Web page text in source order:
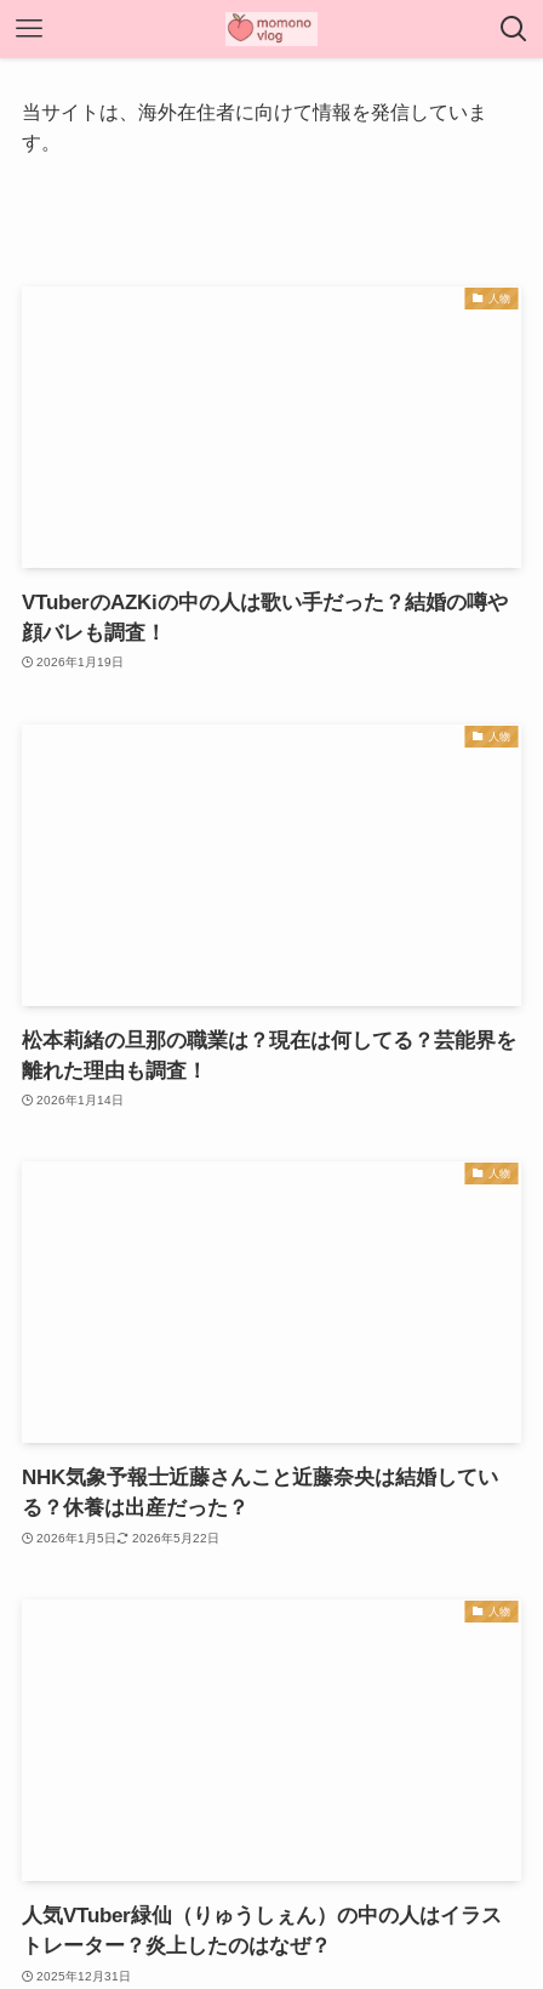
当サイトは、海外在住者に向けて情報を発信していま
す。
人物
VTuberのAZKiの中の人は歌い手だった？結婚の噂や
顔バレも調査！
2026年1月19日
人物
松本莉緒の旦那の職業は？現在は何してる？芸能界を
離れた理由も調査！
2026年1月14日
人物
NHK気象予報士近藤さんこと近藤奈央は結婚してい
る？休養は出産だった？
2026年1月5日 2026年5月22日
人物
人気VTuber緑仙（りゅうしぇん）の中の人はイラス
トレーター？炎上したのはなぜ？
2025年12月31日